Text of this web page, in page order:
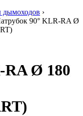
дымоходов ›
90° KLR-RA Ø
RA Ø 180